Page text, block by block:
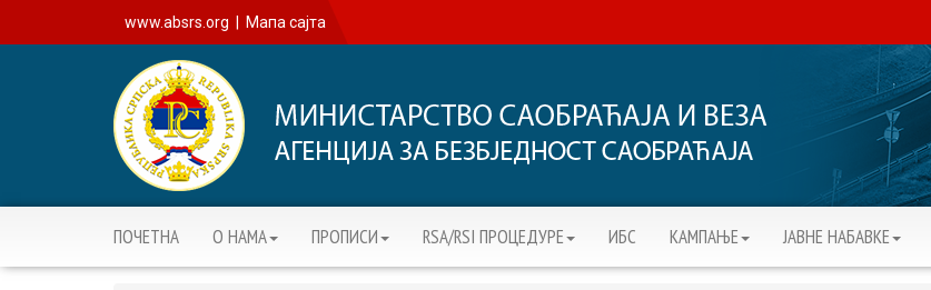
www.absrs.org Мапа сајта
ПОЧЕТНА О НАМА ПРОПИСИ RSA/RSI ПРОЦЕДУРЕ ИБС KАМПАЊЕ ЈАВНЕ НАБАВКЕ